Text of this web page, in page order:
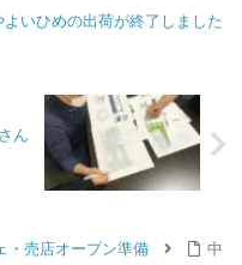
よいひめの出荷が終了しました
ん
・売店オープン準備
中